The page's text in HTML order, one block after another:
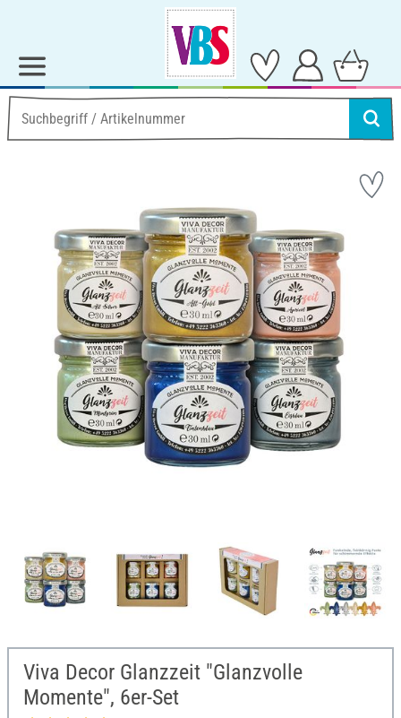
Viva Decor Glanzzeit "Glanzvolle
Momente", 6er-Set